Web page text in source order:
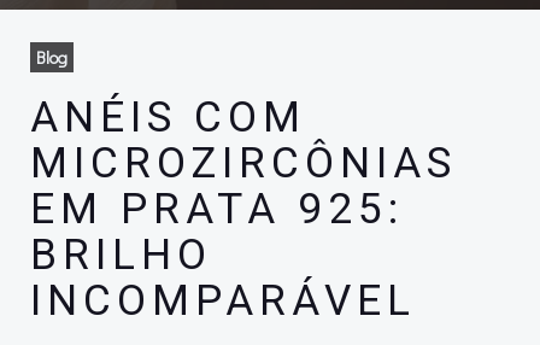
Blog
ANÉIS COM
MICROZIRCÔNIAS
EM PRATA 925:
BRILHO
INCOMPARÁVEL